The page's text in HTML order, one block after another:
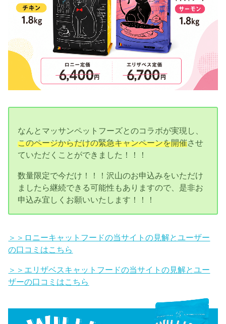
なんとマッサンペットフーズとのコラボが実現し、
このページからだけの緊急キャンペーンを開催させ
ていただくことができました！！！
数量限定で今だけ！！！沢山のお申込みをいただけ
ましたら継続できる可能性もありますので、是非お
申込み宜しくお願いいたします！！！
＞＞ロニーキャットフードの当サイトの見解とユーザー
の口コミはこちら
＞＞エリザベスキャットフードの当サイトの見解とユー
ザーの口コミはこちら